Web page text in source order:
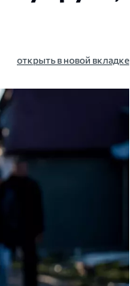
открыть в новой вкладке